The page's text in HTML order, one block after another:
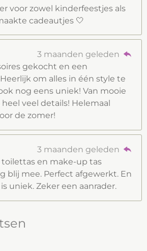
voor zowel kinderfeestjes als
cadeautjes 🤍
3 maanden geleden
gekocht en een
om alles in één style te
nog eens uniek! Van mooie
veel details! Helemaal
de zomer!
3 maanden geleden
toilettas en make-up tas
blij mee. Perfect afgewerkt. En
uniek. Zeker een aanrader.